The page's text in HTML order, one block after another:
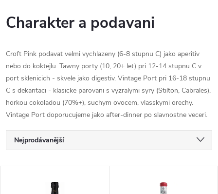
Charakter a podavani
Croft Pink podavat velmi vychlazeny (6-8 stupnu C) jako aperitiv
nebo do koktejlu. Tawny porty (10, 20+ let) pri 12-14 stupnu C v
port sklenicich - skvele jako digestiv. Vintage Port pri 16-18 stupnu
C s dekantaci - klasicke parovani s vyzralymi syry (Stilton, Cabrales),
horkou cokoladou (70%+), suchym ovocem, vlasskymi orechy.
Vintage Port doporucujeme jako after-dinner po slavnostne veceri.
Ř
a
Nejprodávanější